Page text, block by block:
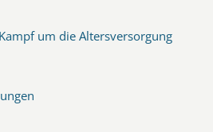
um die Altersversorgung